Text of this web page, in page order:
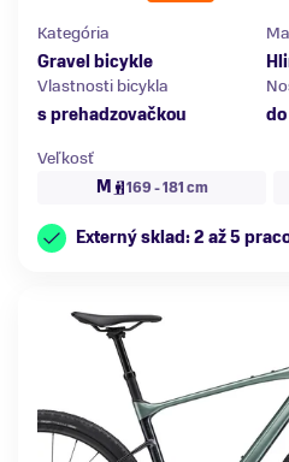
Kategória
Gravel bicykle
Vlastnosti bicykla
s prehadzovačkou
Veľkosť
M
169 - 181 cm
Externý sklad: 2 až 5